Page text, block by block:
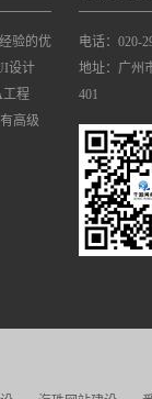
验的优
设计
工程
高级
电话：020-
地址：广州
401